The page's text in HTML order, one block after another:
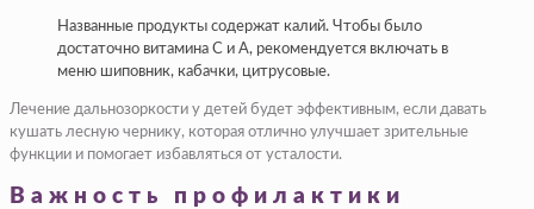
Названные продукты содержат калий. Чтобы было
достаточно витамина С и А, рекомендуется включать в
меню шиповник, кабачки, цитрусовые.
Лечение дальнозоркости у детей будет эффективным, если давать
кушать лесную чернику, которая отлично улучшает зрительные
функции и помогает избавляться от усталости.
Важность профилактики